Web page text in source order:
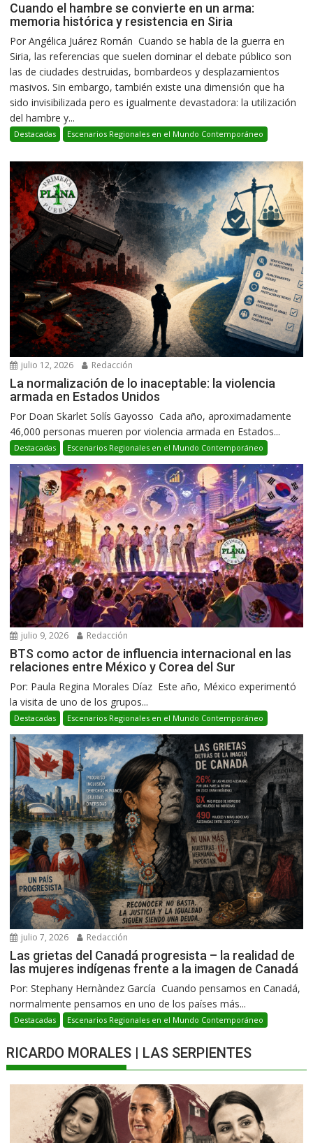
Cuando el hambre se convierte en un arma:
memoria histórica y resistencia en Siria
Por Angélica Juárez Román Cuando se habla de la guerra en
Siria, las referencias que suelen dominar el debate público son
las de ciudades destruidas, bombardeos y desplazamientos
masivos. Sin embargo, también existe una dimensión que ha
sido invisibilizada pero es igualmente devastadora: la utilización
del hambre y...
Destacadas Escenarios Regionales en el Mundo Contemporáneo
julio 12, 2026 Redacción
La normalización de lo inaceptable: la violencia
armada en Estados Unidos
Por Doan Skarlet Solís Gayosso Cada año, aproximadamente
46,000 personas mueren por violencia armada en Estados...
Destacadas Escenarios Regionales en el Mundo Contemporáneo
julio 9, 2026 Redacción
BTS como actor de influencia internacional en las
relaciones entre México y Corea del Sur
Por: Paula Regina Morales Díaz Este año, México experimentó
la visita de uno de los grupos...
Destacadas Escenarios Regionales en el Mundo Contemporáneo
julio 7, 2026 Redacción
Las grietas del Canadá progresista – la realidad de
las mujeres indígenas frente a la imagen de Canadá
Por: Stephany Hernàndez García Cuando pensamos en Canadá,
normalmente pensamos en uno de los países más...
Destacadas Escenarios Regionales en el Mundo Contemporáneo
RICARDO MORALES | LAS SERPIENTES